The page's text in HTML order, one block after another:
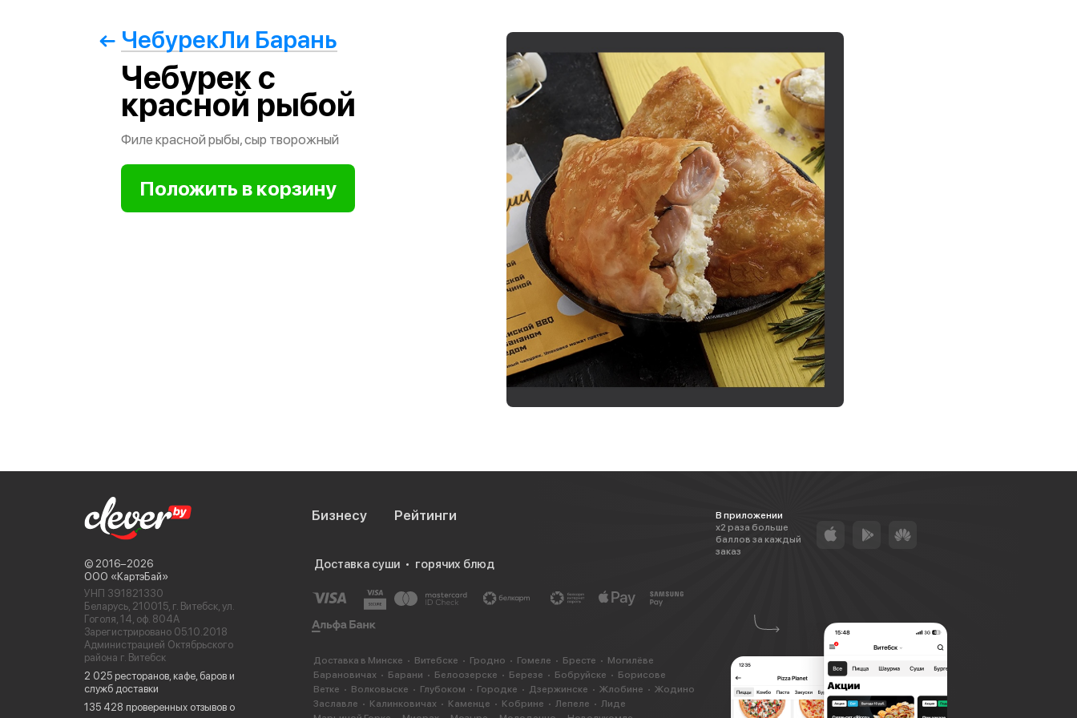
ЧебурекЛи Барань
Чебурек с
красной рыбой
Филе красной рыбы, сыр творожный
© 2016−2026
ООО «КартэБай»
УНП 391821330
Беларусь, 210015, г. Витебск, ул.
Гоголя, 14, оф. 804А
Зарегистрировано 05.10.2018
Администрацией Октябрьского
района г. Витебск
2 025 ресторанов, кафе, баров и
служб доставки
135 428 проверенных отзывов о
Бизнесу Рейтинги
В приложении
х2 раза больше
баллов за каждый
заказ
Доставка суши горячих блюд
Доставка в Минске Витебске Гродно Гомеле Бресте
Могилёве
Барановичах
Барани Белоозерске Березе Бобруйске
Борисове
Ветке
Волковыске Глубоком Городке Дзержинске Жлобине
Жодино
Заславле
Калинковичах Каменце Кобрине Лепеле
Лиде